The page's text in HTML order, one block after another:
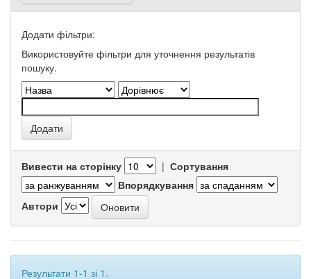
Додати фільтри:
Використовуйте фільтри для уточнення результатів
пошуку.
Вивести на сторінку | Сортування
Впорядкування
Автори
Результати 1-1 зі 1.